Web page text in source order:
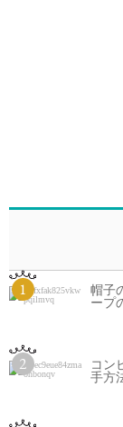
1
帽子
ープ
2
コン
手方